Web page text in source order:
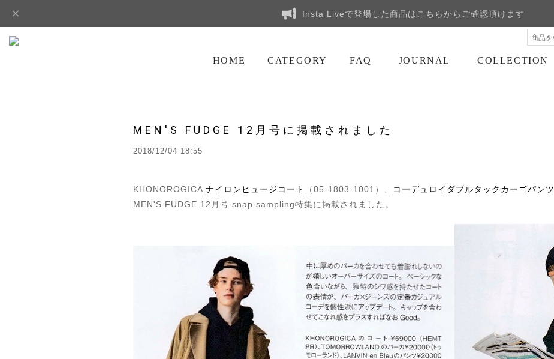
Insta Liveで登場した商品はこちらからご確認頂けます
HOME CATEGORY FAQ JOURNAL COLLECTION
MEN'S FUDGE 12月号に掲載されました
2018/12/04 18:55
KHONOROGICA ナイロンヒュージコート （05-1803-1001）、 コーデュロイダブルタックカーゴパンツ
MEN'S FUDGE 12月号 snap sampling特集に掲載されました。